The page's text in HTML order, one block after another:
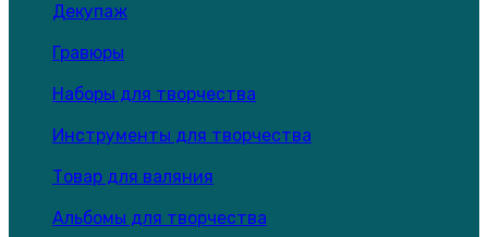
Декупаж
Гравюры
Наборы для творчества
Инструменты для творчества
Товар для валяния
Альбомы для творчества